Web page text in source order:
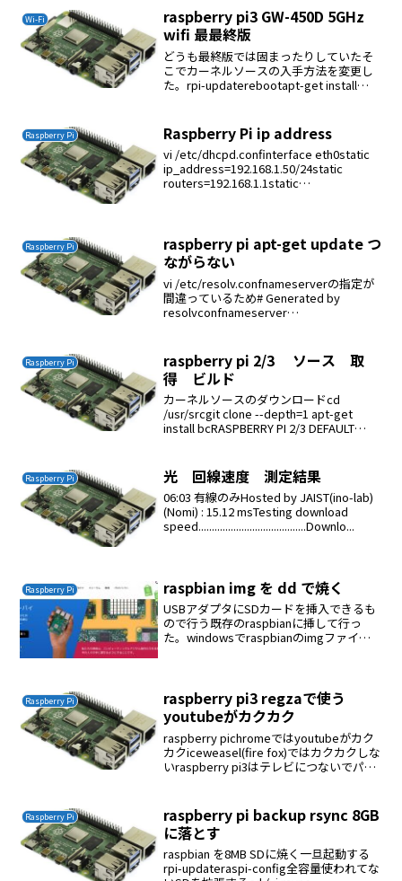
Wi-Fi
raspberry pi3 GW-450D 5GHz
wifi 最最終版
どうも最終版では固まったりしていたそ
こでカーネルソースの入手方法を変更し
た。rpi-updaterebootapt-get install
Raspberry Pi Raspberry Pi ip address
vi /etc/dhcpd.confinterface eth0static
ip_address=192.168.1.50/24static
routers=192.168.1.1static
Raspberry Pi
raspberry pi apt-get update つ
ながらない
vi /etc/resolv.confnameserverの指定が
間違っているため# Generated by
resolvconfnameserver
Raspberry Pi
raspberry pi 2/3 ソース 取
得 ビルド
カーネルソースのダウンロードcd
/usr/srcgit clone --depth=1 apt-get
install bcRASPBERRY PI 2/3 DEFAULT
Raspberry Pi 光 回線速度 測定結果
06:03 有線のみHosted by JAIST(ino-lab)
(Nomi) : 15.12 msTesting download
speed........................................Downlo...
Raspberry Pi raspbian img を dd で焼く
USBアダプタにSDカードを挿入できるも
ので行う既存のraspbianに挿して行っ
た。windowsでraspbianのimgファイル
Raspberry Pi
raspberry pi3 regzaで使う
youtubeがカクカク
raspberry pichromeではyoutubeがカク
カクiceweasel(fire fox)ではカクカクしな
いraspberry pi3はテレビにつないでパソ
Raspberry Pi
raspberry pi backup rsync 8GB
に落とす
raspbian を8MB SDに焼く一旦起動する
rpi-updateraspi-config全容量使われてな